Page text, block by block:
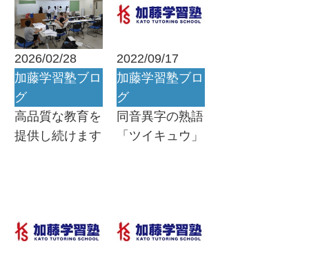
2026/02/28
加藤学習塾ブロ
グ
高品質な教育を
提供し続けます
2022/09/17
加藤学習塾ブロ
グ
同音異字の熟語
「ツイキュウ」